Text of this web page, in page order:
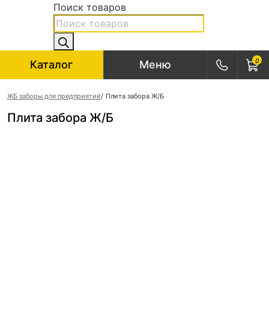
Поиск товаров
Каталог Меню 0
ЖБ заборы для предприятий/ Плита забора Ж/Б
Плита забора Ж/Б